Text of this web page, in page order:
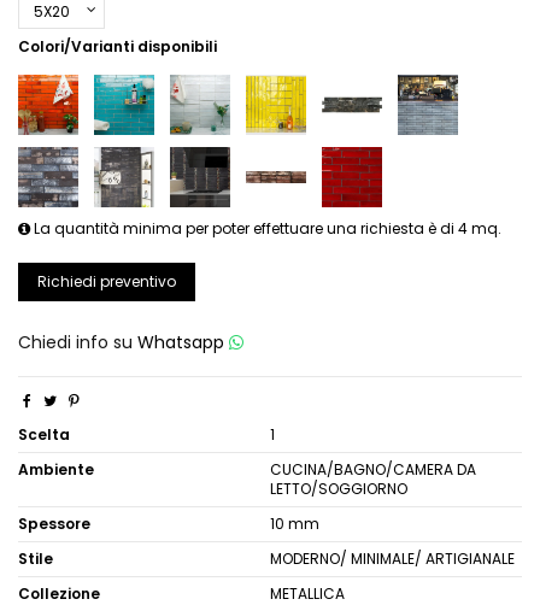
Colori/Varianti disponibili
La quantità minima per poter effettuare una richiesta è di 4 mq.
Richiedi preventivo
Chiedi info su Whatsapp
Scelta
1
Ambiente
CUCINA/BAGNO/CAMERA DA
LETTO/SOGGIORNO
Spessore
10 mm
Stile
MODERNO/ MINIMALE/ ARTIGIANALE
Collezione
METALLICA